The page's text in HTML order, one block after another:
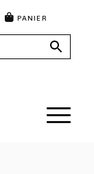
PANIER